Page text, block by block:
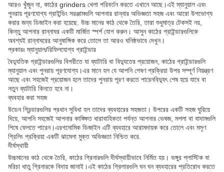
আরও খুঁজুন না, কাঠের grinders খেলা পরিবর্তন করতে এখানে আছে।এই ম্যানুয়াল এবং
পুনরায় পূরণযোগ্য গ্রাইন্ডিং সরঞ্জামগুলি আপনার রান্নার অভিজ্ঞতা সহজ এবং আরো উপভোগ্য
করার জন্য ডিজাইন করা হয়েছে. উচ্চ মানের কাঠ থেকে তৈরি, তারা শুধুমাত্র টেকসই নয়,
কিন্তু আপনার রান্নাঘর একটি মার্জিত স্পর্শ যোগ করুন। আসুন কাঠের গ্রাইন্ডারগুলিকে
অবশ্যই রান্নাঘরের আনুষাঙ্গিক করে তোলে তা আরও ঘনিষ্ঠভাবে দেখুন।
প্রকারঃ ম্যানুয়াল/রিফিলযোগ্য গ্রাইন্ডার
বৈদ্যুতিক গ্রাইন্ডারগুলির বিপরীতে যা ব্যাটারি বা বিদ্যুতের প্রয়োজন, কাঠের গ্রাইন্ডারগুলি
ম্যানুয়াল এবং পুনরায় পূরণযোগ্য।এর মানে হল যে আপনি পেষণ প্রক্রিয়া উপর সম্পূর্ণ নিয়ন্ত্রণ
আছে এবং সহজেই প্রয়োজন হলে তাদের পুনরায় পূরণ করতে পারেনবিদ্যুৎ শেষ হয়ে যাবে বা
নতুন ব্যাটারি কিনতে হবে না।
ব্যবহার করা সহজ
উডেন গ্রিন্ডারগুলির প্রধান সুবিধা হল তাদের ব্যবহারের সহজতা। উপরের একটি সহজ ঘুরিয়ে
দিয়ে, আপনি সহজেই আপনার কাঙ্ক্ষিত ধারাবাহিকতা পর্যন্ত আপনার ভেষজ, মশলা বা বাদামগুলি
পিষে ফেলতে পারেন।এরগনোমিক ডিজাইন এটি ব্যবহারে আরামদায়ক করে তোলে এবং মসৃণ
গ্রিলিং প্রক্রিয়া একটি ঝামেলা মুক্ত অভিজ্ঞতা নিশ্চিত করে.
দীর্ঘস্থায়ী
উচ্চমানের কাঠ থেকে তৈরি, কাঠের গ্রিনারগুলি দীর্ঘস্থায়ীভাবে নির্মিত হয়। ভঙ্গুর প্লাস্টিক বা
মরিচা ধাতু গ্রিনারকে বিদায় জানাই।এই কাঠের গ্রিলারগুলি ঘন ঘন ব্যবহারের প্রতিরোধ করতে